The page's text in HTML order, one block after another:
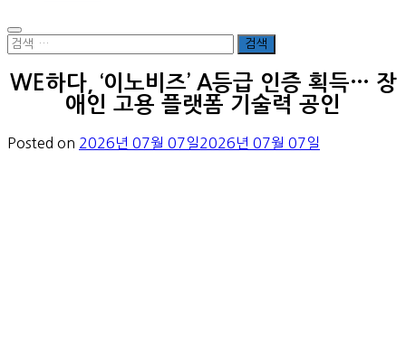
WE하다, ‘이노비즈’ A등급 인증 획득… 장
애인 고용 플랫폼 기술력 공인
Posted on 2026년 07월 07일2026년 07월 07일